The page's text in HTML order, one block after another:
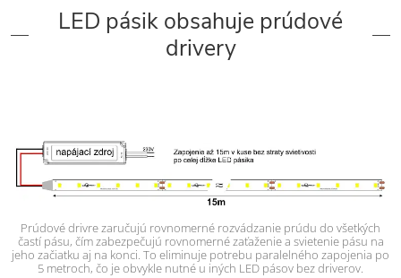
LED pásik obsahuje prúdové
drivery
Prúdové drivre zaručujú rovnomerné rozvádzanie prúdu do všetkých
častí pásu, čím zabezpečujú rovnomerné zaťaženie a svietenie pásu na
jeho začiatku aj na konci. To eliminuje potrebu paralelného zapojenia po
5 metroch, čo je obvykle nutné u iných LED pásov bez driverov.